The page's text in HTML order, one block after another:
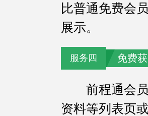
比普通免费会
展示。
服务四 免费
前程通会员
资料等列表页